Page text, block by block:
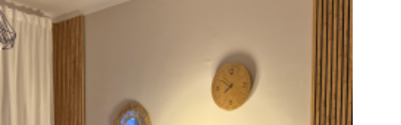
3 spotkania LIVE (online):
Każda środa, godz. 18:00 (start
21.01). Interaktywna praktyka i sesje Q&A.
Krótkie instrukcje wideo do
wykonania w domu – idealne dla zajętych kobiet.